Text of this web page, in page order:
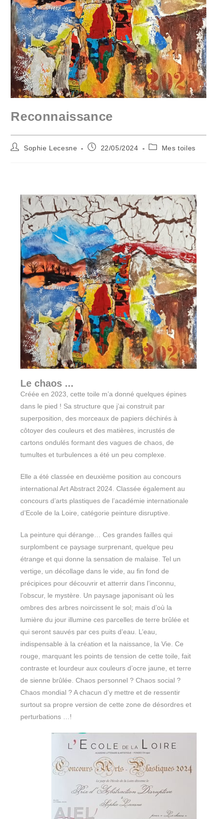
Reconnaissance
Sophie Lecesne 22/05/2024 Mes toiles
Le chaos ...
Créée en 2023, cette toile m’a donné quelques épines
dans le pied ! Sa structure que j’ai construit par
superposition, des morceaux de papiers déchirés à
côtoyer des couleurs et des matières, incrustés de
cartons ondulés formant des vagues de chaos, de
tumultes et turbulences a été un peu complexe.
Elle a été classée en deuxième position au concours
international Art Abstract 2024. Classée également au
concours d’arts plastiques de l’académie internationale
d’Ecole de la Loire, catégorie peinture disruptive.
La peinture qui dérange…Ces grandes failles qui
surplombent ce paysage surprenant, quelque peu
étrange et qui donne la sensation de malaise. Tel un
vertige, un décollage dans le vide, au fin fond de
précipices pour découvrir et atterrir dans l’inconnu,
l’obscur, le mystère. Un paysage japonisant où les
ombres des arbres noircissent le sol; mais d’où la
lumière du jour illumine ces parcelles de terre brûlée et
qui seront sauvés par ces puits d’eau. L’eau,
indispensable à la création et la naissance, la Vie. Ce
rouge, marquant les points de tension de cette toile, fait
contraste et lourdeur aux couleurs d’ocre jaune, et terre
de sienne brûlée. Chaos personnel ? Chaos social ?
Chaos mondial ? A chacun d’y mettre et de ressentir
surtout sa propre version de cette zone de désordres et
perturbations …!